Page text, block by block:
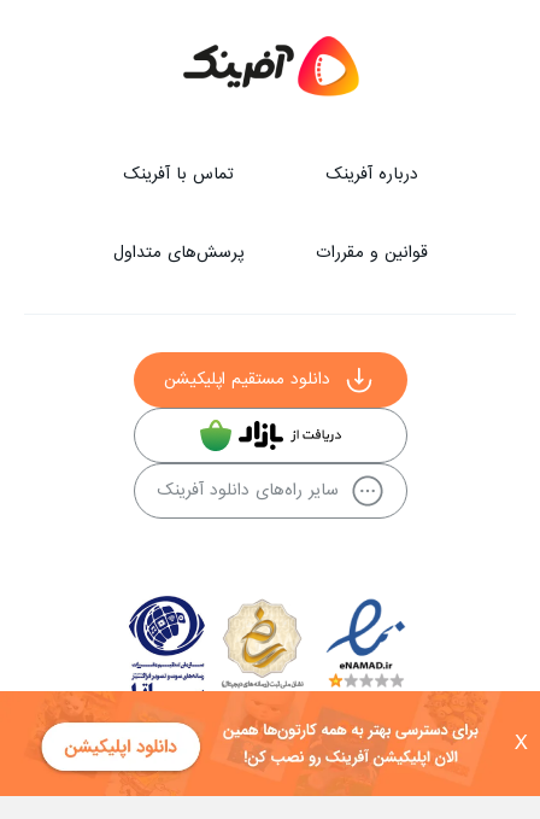
X
درباره آفرینک تماس با آفرینک
قوانین و مقررات پرسش‌های متداول
دانلود مستقیم اپلیکیشن
سایر راه‌های دانلود آفرینک
کلیه حقوق این سایت به شرکت توسعه فناوی هفت آسمان توکان تعلق دارد و